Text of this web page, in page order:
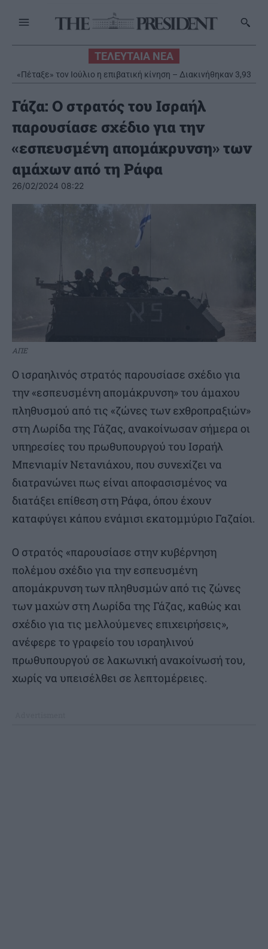
ΤΕΛΕΥΤΑΙΑ ΝΕΑ
«Πέταξε» τον Ιούλιο η επιβατική κίνηση – Διακινήθηκαν 3,93
εκατ. επιβάτες
Γάζα: Ο στρατός του Ισραήλ
παρουσίασε σχέδιο για την
«εσπευσμένη απομάκρυνση» των
αμάχων από τη Ράφα
26/02/2024 08:22
ΑΠΕ
Ο ισραηλινός στρατός παρουσίασε σχέδιο για
την «εσπευσμένη απομάκρυνση» του άμαχου
πληθυσμού από τις «ζώνες των εχθροπραξιών»
στη Λωρίδα της Γάζας, ανακοίνωσαν σήμερα οι
υπηρεσίες του πρωθυπουργού του Ισραήλ
Μπενιαμίν Νετανιάχου, που συνεχίζει να
διατρανώνει πως είναι αποφασισμένος να
διατάξει επίθεση στη Ράφα, όπου έχουν
καταφύγει κάπου ενάμισι εκατομμύριο Γαζαίοι.
Ο στρατός «παρουσίασε στην κυβέρνηση
πολέμου σχέδιο για την εσπευσμένη
απομάκρυνση των πληθυσμών από τις ζώνες
των μαχών στη Λωρίδα της Γάζας, καθώς και
σχέδιο για τις μελλούμενες επιχειρήσεις»,
ανέφερε το γραφείο του ισραηλινού
πρωθυπουργού σε λακωνική ανακοίνωσή του,
χωρίς να υπεισέλθει σε λεπτομέρειες.